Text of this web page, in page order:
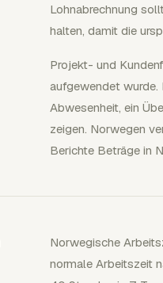
Lohnabrechnung
halten, damit die
Projekt- und
aufgewendet wurde.
Abwesenheit, ein
zeigen. Norwegen
Berichte Beträge in
Norwegische
normale Arbeitszeit